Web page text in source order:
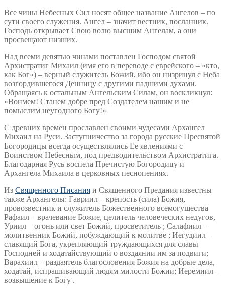
Все чины Небесных Сил носят общее название Ангелов – по
сути своего служения. Ангел – значит вестник, посланник.
Господь открывает Свою волю высшим Ангелам, а они
просвещают низших.
Над всеми девятью чинами поставлен Господом святой
Архистратиг Михаил (имя его в переводе с еврейского – «кто,
как Бог») – верный служитель Божий, ибо он низринул с Неба
возгордившегося Денницу с другими падшими духами.
Обращаясь к остальным Ангельским Силам, он воскликнул:
«Вонмем! Станем добре пред Создателем нашим и не
помыслим неугодного Богу!»
С древних времен прославлен своими чудесами Архангел
Михаил на Руси. Заступничество за города русские Пресвятой
Богородицы всегда осуществлялись Ее явлениями с
Воинством Небесным, под предводительством Архистратига.
Благодарная Русь воспела Пречистую Богородицу и
Архангела Михаила в церковных песнопениях.
Из Священного Писания и Священного Предания известны
также Архангелы: Гавриил – крепость (сила) Божия,
провозвестник и служитель Божественного всемогущества
Рафаил – врачевание Божие, целитель человеческих недугов,
Уриил – огонь или свет Божий, просветитель ; Салафиил –
молитвенник Божий, побуждающий к молитве ; Иегудиил –
славящий Бога, укрепляющий труждающихся для славы
Господней и ходатайствующий о воздаянии им за подвиги;
Варахиил – раздаятель благословения Божия на добрые дела,
ходатай, испрашивающий людям милости Божии; Иеремиил –
возвышение к Богу .